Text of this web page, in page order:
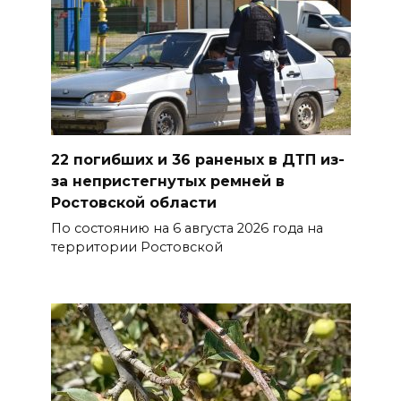
отключат воду из-за
капремонта сетей
07 августа 2026 20:32
Полиция ищет вандалов,
«Освободителям Ростова»
07 августа 2026 20:12
Госавтоинспекция по
из-за ухудшения погоды
07 августа 2026 19:39
Сап-фестиваль, ночной забег
22 погибших и 36 раненых в ДТП из-
за непристегнутых ремней в
Ростовской области
По состоянию на 6 августа 2026 года на
территории Ростовской